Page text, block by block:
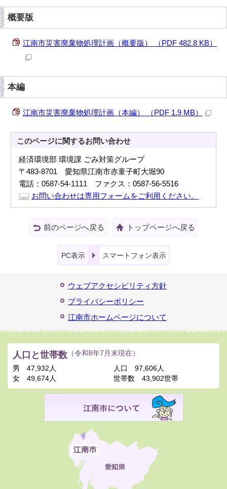
概要版
江南市災害廃棄物処理計画（概要版） （PDF 482.8 KB）
本編
江南市災害廃棄物処理計画（本編） （PDF 1.9 MB）
このページに関するお問い合わせ
経済環境部 環境課 ごみ対策グループ
〒483-8701 愛知県江南市赤童子町大堀90
電話：0587-54-1111 ファクス：0587-56-5516
お問い合わせは専用フォームをご利用ください。
前のページへ戻る トップページへ戻る
PC表示 スマートフォン表示
ウェブアクセシビリティ方針
プライバシーポリシー
江南市ホームページについて
人口と世帯数 （令和8年7月末現在）
男
47,932人
女
49,674人
人口
97,606人
世帯数
43,902世帯